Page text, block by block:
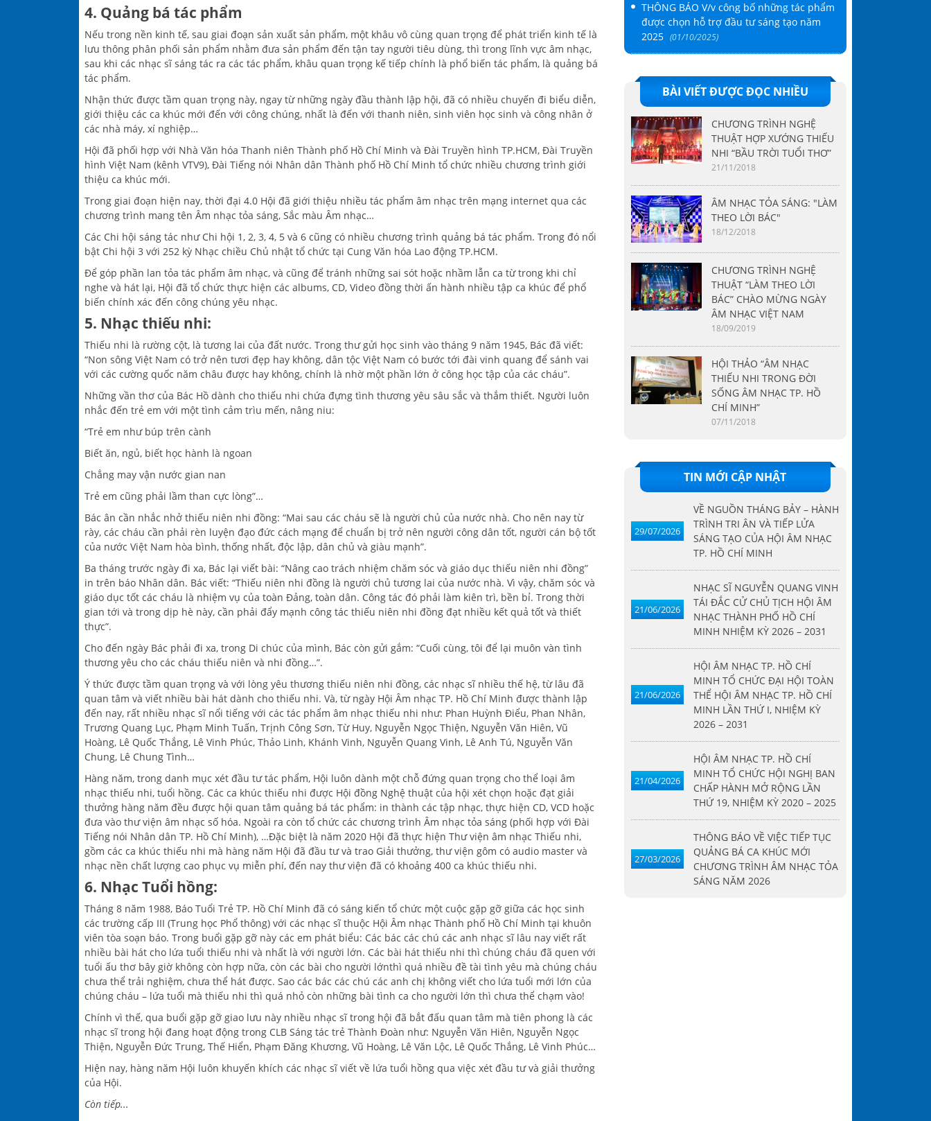
4. Quảng bá tác phẩm
Nếu trong nền kinh tế, sau giai đoạn sản xuất sản phẩm, một khâu vô cùng quan trọng để phát triển kinh tế là
lưu thông phân phối sản phẩm nhằm đưa sản phẩm đến tận tay người tiêu dùng, thì trong lĩnh vực âm nhạc,
sau khi các nhạc sĩ sáng tác ra các tác phẩm, khâu quan trọng kế tiếp chính là phổ biến tác phẩm, là quảng bá
tác phẩm.
Nhận thức được tầm quan trọng này, ngay từ những ngày đầu thành lập hội, đã có nhiều chuyến đi biểu diễn,
giới thiệu các ca khúc mới đến với công chúng, nhất là đến với thanh niên, sinh viên học sinh và công nhân ở
các nhà máy, xí nghiệp…
Hội đã phối hợp với Nhà Văn hóa Thanh niên Thành phố Hồ Chí Minh và Đài Truyền hình TP.HCM, Đài Truyền
hình Việt Nam (kênh VTV9), Đài Tiếng nói Nhân dân Thành phố Hồ Chí Minh tổ chức nhiều chương trình giới
thiệu ca khúc mới.
Trong giai đoạn hiện nay, thời đại 4.0 Hội đã giới thiệu nhiều tác phẩm âm nhạc trên mạng internet qua các
chương trình mang tên Âm nhạc tỏa sáng, Sắc màu Âm nhạc…
Các Chi hội sáng tác như Chi hội 1, 2, 3, 4, 5 và 6 cũng có nhiều chương trình quảng bá tác phẩm. Trong đó nổi
bật Chi hội 3 với 252 kỳ Nhạc chiều Chủ nhật tổ chức tại Cung Văn hóa Lao động TP.HCM.
Để góp phần lan tỏa tác phẩm âm nhạc, và cũng để tránh những sai sót hoặc nhầm lẫn ca từ trong khi chỉ
nghe và hát lại, Hội đã tổ chức thực hiện các albums, CD, Video đồng thời ấn hành nhiều tập ca khúc để phổ
biến chính xác đến công chúng yêu nhạc.
5. Nhạc thiếu nhi:
Thiếu nhi là rường cột, là tương lai của đất nước. Trong thư gửi học sinh vào tháng 9 năm 1945, Bác đã viết:
“Non sông Việt Nam có trở nên tươi đẹp hay không, dân tộc Việt Nam có bước tới đài vinh quang để sánh vai
với các cường quốc năm châu được hay không, chính là nhờ một phần lớn ở công học tập của các cháu”.
Những vần thơ của Bác Hồ dành cho thiếu nhi chứa đựng tình thương yêu sâu sắc và thắm thiết. Người luôn
nhắc đến trẻ em với một tình cảm trìu mến, nâng niu:
“Trẻ em như búp trên cành
Biết ăn, ngủ, biết học hành là ngoan
Chẳng may vận nước gian nan
Trẻ em cũng phải lầm than cực lòng”…
Bác ân cần nhắc nhở thiếu niên nhi đồng: “Mai sau các cháu sẽ là người chủ của nước nhà. Cho nên nay từ
rày, các cháu cần phải rèn luyện đạo đức cách mạng để chuẩn bị trở nên người công dân tốt, người cán bộ tốt
của nước Việt Nam hòa bình, thống nhất, độc lập, dân chủ và giàu mạnh”.
Ba tháng trước ngày đi xa, Bác lại viết bài: “Nâng cao trách nhiệm chăm sóc và giáo dục thiếu niên nhi đồng”
in trên báo Nhân dân. Bác viết: “Thiếu niên nhi đồng là người chủ tương lai của nước nhà. Vì vậy, chăm sóc và
giáo dục tốt các cháu là nhiệm vụ của toàn Đảng, toàn dân. Công tác đó phải làm kiên trì, bền bỉ. Trong thời
gian tới và trong dịp hè này, cần phải đẩy mạnh công tác thiếu niên nhi đồng đạt nhiều kết quả tốt và thiết
thực”.
Cho đến ngày Bác phải đi xa, trong Di chúc của mình, Bác còn gửi gắm: “Cuối cùng, tôi để lại muôn vàn tình
thương yêu cho các cháu thiếu niên và nhi đồng…”.
Ý thức được tầm quan trọng và với lòng yêu thương thiếu niên nhi đồng, các nhạc sĩ nhiều thế hệ, từ lâu đã
quan tâm và viết nhiều bài hát dành cho thiếu nhi. Và, từ ngày Hội Âm nhạc TP. Hồ Chí Minh được thành lập
đến nay, rất nhiều nhạc sĩ nổi tiếng với các tác phẩm âm nhạc thiếu nhi như: Phan Huỳnh Điểu, Phan Nhân,
Trương Quang Lục, Phạm Minh Tuấn, Trịnh Công Sơn, Từ Huy, Nguyễn Ngọc Thiện, Nguyễn Văn Hiên, Vũ
Hoàng, Lê Quốc Thắng, Lê Vinh Phúc, Thảo Linh, Khánh Vinh, Nguyễn Quang Vinh, Lê Anh Tú, Nguyễn Văn
Chung, Lê Chung Tình…
Hàng năm, trong danh mục xét đầu tư tác phẩm, Hội luôn dành một chỗ đứng quan trọng cho thể loại âm
nhạc thiếu nhi, tuổi hồng. Các ca khúc thiếu nhi được Hội đồng Nghệ thuật của hội xét chọn hoặc đạt giải
thưởng hàng năm đều được hội quan tâm quảng bá tác phẩm: in thành các tập nhạc, thực hiện CD, VCD hoặc
đưa vào thư viện âm nhạc số hóa. Ngoài ra còn tổ chức các chương trình Âm nhạc tỏa sáng (phối hợp với Đài
Tiếng nói Nhân dân TP. Hồ Chí Minh), …Đặc biệt là năm 2020 Hội đã thực hiện Thư viện âm nhạc Thiếu nhi,
gồm các ca khúc thiếu nhi mà hàng năm Hội đã đầu tư và trao Giải thưởng, thư viện gôm có audio master và
nhạc nền chất lượng cao phục vụ miễn phí, đến nay thư viện đã có khoảng 400 ca khúc thiếu nhi.
6. Nhạc Tuổi hồng:
Tháng 8 năm 1988, Báo Tuổi Trẻ TP. Hồ Chí Minh đã có sáng kiến tổ chức một cuộc gặp gỡ giữa các học sinh
các trường cấp III (Trung học Phổ thông) với các nhạc sĩ thuộc Hội Âm nhạc Thành phố Hồ Chí Minh tại khuôn
viên tòa soạn báo. Trong buổi gặp gỡ này các em phát biểu: Các bác các chú các anh nhạc sĩ lâu nay viết rất
nhiều bài hát cho lứa tuổi thiếu nhi và nhất là với người lớn. Các bài hát thiếu nhi thì chúng cháu đã quen với
tuổi ấu thơ bây giờ không còn hợp nữa, còn các bài cho người lớnthì quá nhiều đề tài tình yêu mà chúng cháu
chưa thể trải nghiệm, chưa thể hát được. Sao các bác các chú các anh chị không viết cho lứa tuổi mới lớn của
chúng cháu – lứa tuổi mà thiếu nhi thì quá nhỏ còn những bài tình ca cho người lớn thì chưa thể chạm vào!
Chính vì thế, qua buổi gặp gỡ giao lưu này nhiều nhạc sĩ trong hội đã bắt đấu quan tâm mà tiên phong là các
nhạc sĩ trong hội đang hoạt động trong CLB Sáng tác trẻ Thành Đoàn như: Nguyễn Văn Hiên, Nguyễn Ngọc
Thiện, Nguyễn Đức Trung, Thế Hiển, Phạm Đăng Khương, Vũ Hoàng, Lê Văn Lộc, Lê Quốc Thắng, Lê Vinh Phúc…
Hiện nay, hàng năm Hội luôn khuyến khích các nhạc sĩ viết về lứa tuổi hồng qua việc xét đầu tư và giải thưởng
của Hội.
Còn tiếp...
THÔNG BÁO V/v công bố những tác phẩm
được chọn hỗ trợ đầu tư sáng tạo năm
2025 (01/10/2025)
BÀI VIẾT ĐƯỢC ĐỌC NHIỀU
CHƯƠNG TRÌNH NGHỆ
THUẬT HỢP XƯỚNG THIẾU
NHI “BẦU TRỜI TUỔI THƠ”
21/11/2018
ÂM NHẠC TỎA SÁNG: "LÀM
THEO LỜI BÁC"
18/12/2018
CHƯƠNG TRÌNH NGHỆ
THUẬT “LÀM THEO LỜI
BÁC” CHÀO MỪNG NGÀY
ÂM NHẠC VIỆT NAM
18/09/2019
HỘI THẢO “ÂM NHẠC
THIẾU NHI TRONG ĐỜI
SỐNG ÂM NHẠC TP. HỒ
CHÍ MINH”
07/11/2018
TIN MỚI CẬP NHẬT
29/07/2026
VỀ NGUỒN THÁNG BẢY – HÀNH
TRÌNH TRI ÂN VÀ TIẾP LỬA
SÁNG TẠO CỦA HỘI ÂM NHẠC
TP. HỒ CHÍ MINH
21/06/2026
NHẠC SĨ NGUYỄN QUANG VINH
TÁI ĐẮC CỬ CHỦ TỊCH HỘI ÂM
NHẠC THÀNH PHỐ HỒ CHÍ
MINH NHIỆM KỲ 2026 – 2031
21/06/2026
HỘI ÂM NHẠC TP. HỒ CHÍ
MINH TỔ CHỨC ĐẠI HỘI TOÀN
THỂ HỘI ÂM NHẠC TP. HỒ CHÍ
MINH LẦN THỨ I, NHIỆM KỲ
2026 – 2031
21/04/2026
HỘI ÂM NHẠC TP. HỒ CHÍ
MINH TỔ CHỨC HỘI NGHỊ BAN
CHẤP HÀNH MỞ RỘNG LẦN
THỨ 19, NHIỆM KỲ 2020 – 2025
27/03/2026
THÔNG BÁO VỀ VIỆC TIẾP TỤC
QUẢNG BÁ CA KHÚC MỚI
CHƯƠNG TRÌNH ÂM NHẠC TỎA
SÁNG NĂM 2026